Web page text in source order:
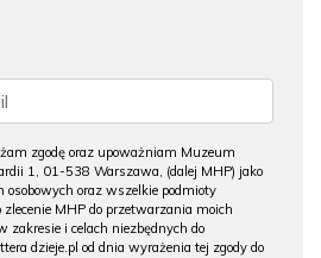
zgodę oraz upoważniam Muzeum
1, 01-538 Warszawa, (dalej MHP) jako
oraz wszelkie podmioty
zlecenie MHP do przetwarzania moich
zakresie i celach niezbędnych do
dzieje.pl od dnia wyrażenia tej zgody do